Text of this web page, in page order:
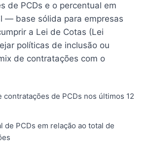
de PCDs e o percentual em
— base sólida para empresas
a Lei de Cotas (Lei
políticas de inclusão ou
de contratações com o
contratações de PCDs nos últimos 12
de PCDs em relação ao total de